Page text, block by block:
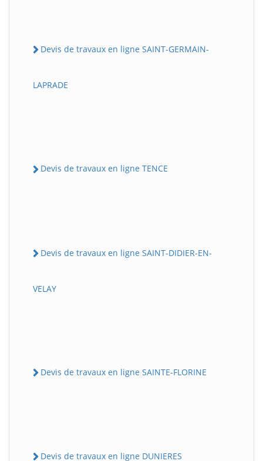
Devis de travaux en ligne SAINT-GERMAIN-
LAPRADE
Devis de travaux en ligne TENCE
Devis de travaux en ligne SAINT-DIDIER-EN-
VELAY
Devis de travaux en ligne SAINTE-FLORINE
Devis de travaux en ligne DUNIERES